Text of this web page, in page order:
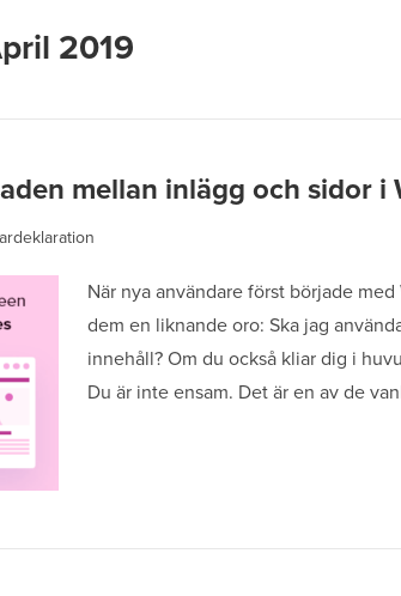
2019
mellan inlägg och sidor i
När nya användare först började
dem en liknande oro: Ska jag
innehåll? Om du också kliar dig i
Du är inte ensam. Det är en av de